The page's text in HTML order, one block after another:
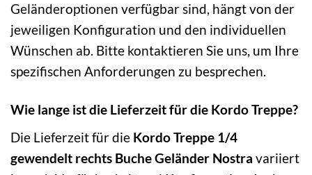
Geländeroptionen verfügbar sind, hängt von der
jeweiligen Konfiguration und den individuellen
Wünschen ab. Bitte kontaktieren Sie uns, um Ihre
spezifischen Anforderungen zu besprechen.
Wie lange ist die Lieferzeit für die Kordo Treppe?
Die Lieferzeit für die Kordo Treppe 1/4
gewendelt rechts Buche Geländer Nostra variiert